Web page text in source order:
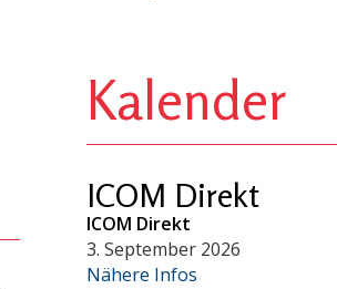
Kalender
ICOM Direkt
ICOM Direkt
3. September 2026
Nähere Infos